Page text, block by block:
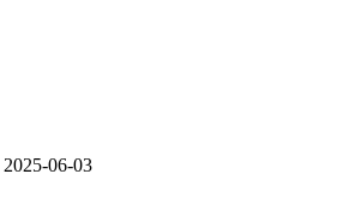
2025-06-03